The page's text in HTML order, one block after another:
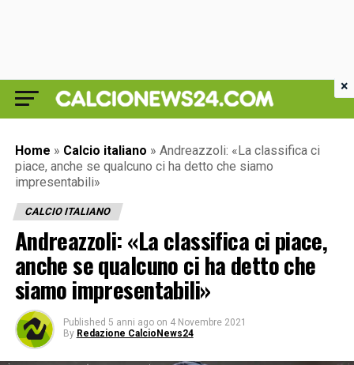
Home » Calcio italiano » Andreazzoli: «La classifica ci
piace, anche se qualcuno ci ha detto che siamo
impresentabili»
CALCIO ITALIANO
Andreazzoli: «La classifica ci piace,
anche se qualcuno ci ha detto che
siamo impresentabili»
Published 5 anni ago on 4 Novembre 2021
By Redazione CalcioNews24
×